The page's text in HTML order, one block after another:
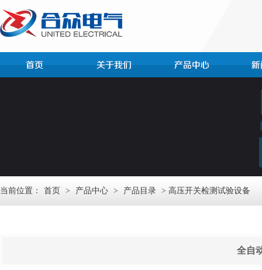
当前位置： 首页 > 产品中心 > 产品目录 > 高压开关检测试验设备
全自